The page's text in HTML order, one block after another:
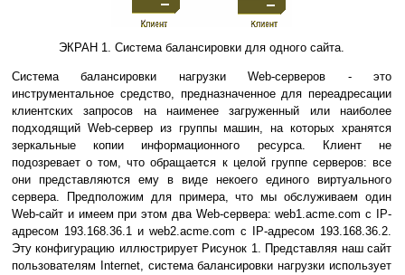
ЭКРАН 1. Система балансировки для одного сайта.
Система балансировки нагрузки Web-серверов - это
инструментальное средство, предназначенное для переадресации
клиентских запросов на наименее загруженный или наиболее
подходящий Web-сервер из группы машин, на которых хранятся
зеркальные копии информационного ресурса. Клиент не
подозревает о том, что обращается к целой группе серверов: все
они представляются ему в виде некоего единого виртуального
сервера. Предположим для примера, что мы обслуживаем один
Web-сайт и имеем при этом два Web-сервера: web1.acme.com с IP-
адресом 193.168.36.1 и web2.acme.com с IP-адресом 193.168.36.2.
Эту конфигурацию иллюстрирует Рисунок 1. Представляя наш сайт
пользователям Internet, система балансировки нагрузки использует